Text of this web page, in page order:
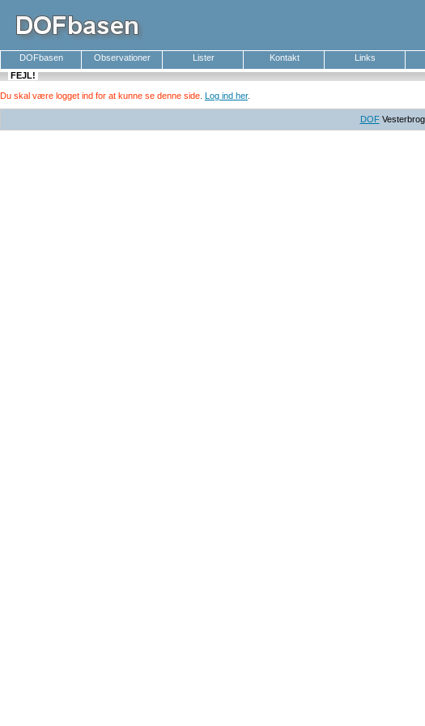
DOFbasen Observationer Lister Kontakt Links
FEJL!
Du skal være logget ind for at kunne se denne side Log ind her.
DOF